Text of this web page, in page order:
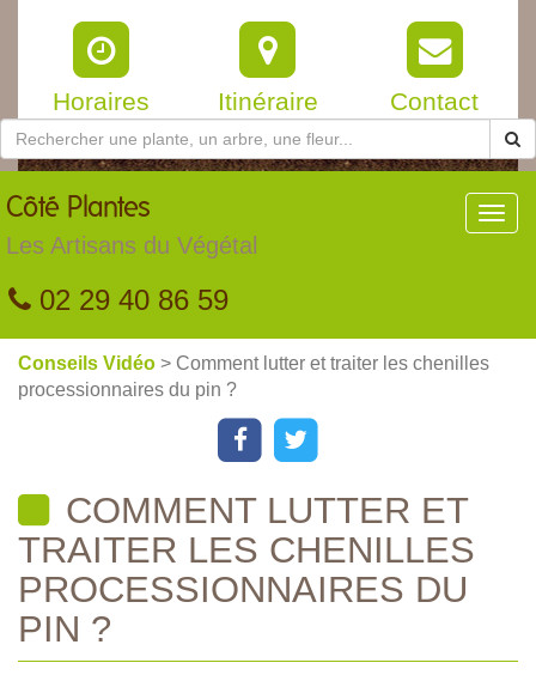
Horaires Itinéraire Contact
Côté Plantes
Les Artisans du Végétal
02 29 40 86 59
Conseils Vidéo > Comment lutter et traiter les chenilles
processionnaires du pin ?
COMMENT LUTTER ET
TRAITER LES CHENILLES
PROCESSIONNAIRES DU
PIN ?